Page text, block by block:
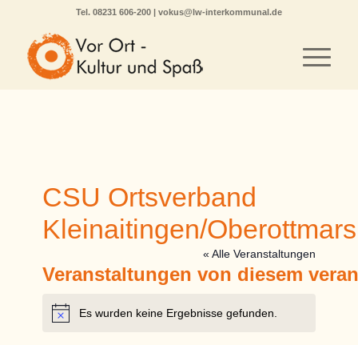
Tel. 08231 606-200 | vokus@lw-interkommunal.de
CSU Ortsverband
Kleinaitingen/
« Alle Veranstaltungen
Veranstaltungen von diesem
HinweisEs wurden keine Ergebnisse gefunden.